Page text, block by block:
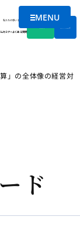
メニュー
MENU
私たちの想い会社情報
ムセミナーよくある質問
」の全体像の経営対
ド